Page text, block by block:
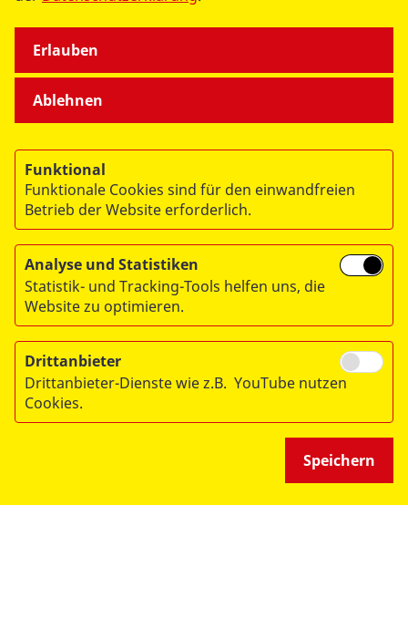
ÜBER UNS
© 2026 ASB Deutschland e.V.
Datenschutz
Impressum
Ablehnen
Erlauben
Funktional
Funktionale Cookies sind für den einwandfreien
Betrieb der Website erforderlich.
Analyse und Statistiken
Statistik- und Tracking-Tools helfen uns, die
Website zu optimieren.
Drittanbieter
Drittanbieter-Dienste wie z.B. YouTube nutzen
Cookies.
Speichern